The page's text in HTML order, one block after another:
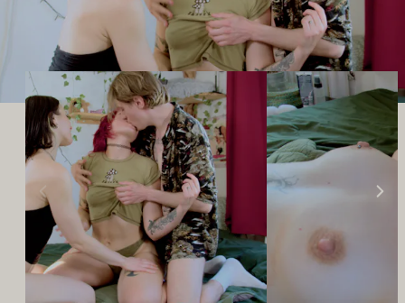
Studio:
Bea Blue
MÉNAGE À TROIS BISEXUEL·LE·S POLYAMOUR